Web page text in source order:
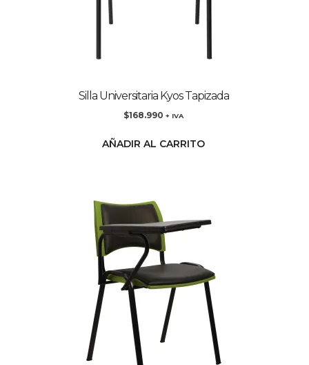
Silla Universitaria Kyos Tapizada
$168.990 + IVA
AÑADIR AL CARRITO